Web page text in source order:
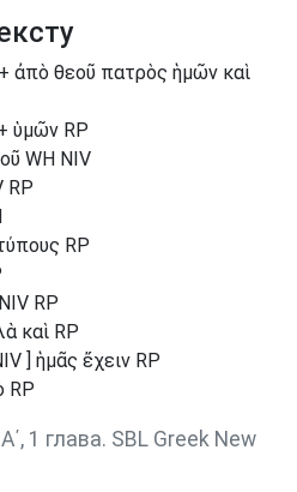
ἀπὸ θεοῦ πατρὸς ἡμῶν καὶ
ὑμῶν RP
WH NIV
RP
RP
RP
καὶ RP
] ἡμᾶς ἔχειν RP
RP
1 глава. SBL Greek New